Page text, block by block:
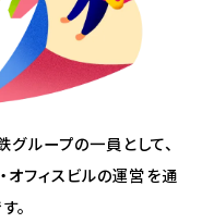
グループの一員として、
フィスビルの運営を通
。